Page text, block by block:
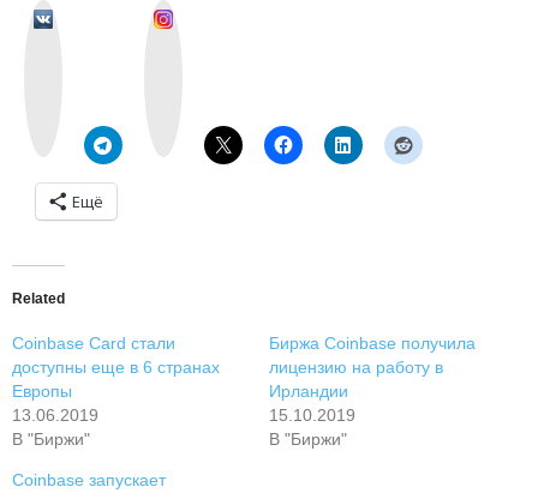
Ещё
Related
Coinbase Card стали
доступны еще в 6 странах
Европы
13.06.2019
В "Биржи"
Биржа Coinbase получила
лицензию на работу в
Ирландии
15.10.2019
В "Биржи"
Coinbase запускает